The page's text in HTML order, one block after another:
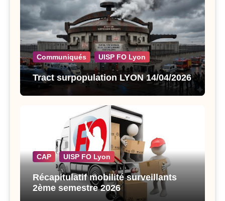
Communiqués UISP FO Lyon
Tract surpopulation LYON 14/04/2026
CAP UISP FO Lyon
Récapitulatif mobilité surveillants
2ème semestre 2026